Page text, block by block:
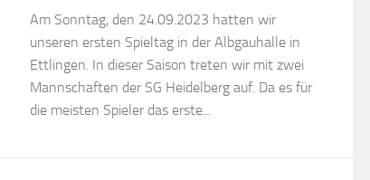
Am Sonntag, den 24.09.2023 hatten wir
unseren ersten Spieltag in der Albgauhalle in
Ettlingen. In dieser Saison treten wir mit zwei
Mannschaften der SG Heidelberg auf. Da es für
die meisten Spieler das erste...